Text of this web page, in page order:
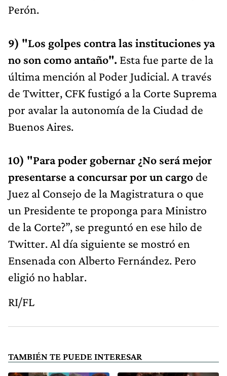
Perón.
9) "Los golpes contra las instituciones ya
no son como antaño". Esta fue parte de la
última mención al Poder Judicial. A través
de Twitter, CFK fustigó a la Corte Suprema
por avalar la autonomía de la Ciudad de
Buenos Aires.
10) "Para poder gobernar ¿No será mejor
presentarse a concursar por un cargo de
Juez al Consejo de la Magistratura o que
un Presidente te proponga para Ministro
de la Corte?”, se preguntó en ese hilo de
Twitter. Al día siguiente se mostró en
Ensenada con Alberto Fernández. Pero
eligió no hablar.
RI/FL
TAMBIÉN TE PUEDE INTERESAR